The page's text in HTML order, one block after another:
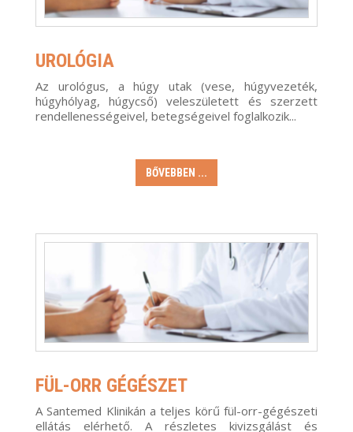
UROLÓGIA
Az urológus, a húgy utak (vese, húgyvezeték,
húgyhólyag, húgycső) veleszületett és szerzett
rendellenességeivel, betegségeivel foglalkozik...
BŐVEBBEN ...
FÜL-ORR GÉGÉSZET
A Santemed Klinikán a teljes körű fül-orr-gégészeti
ellátás elérhető. A részletes kivizsgálást és